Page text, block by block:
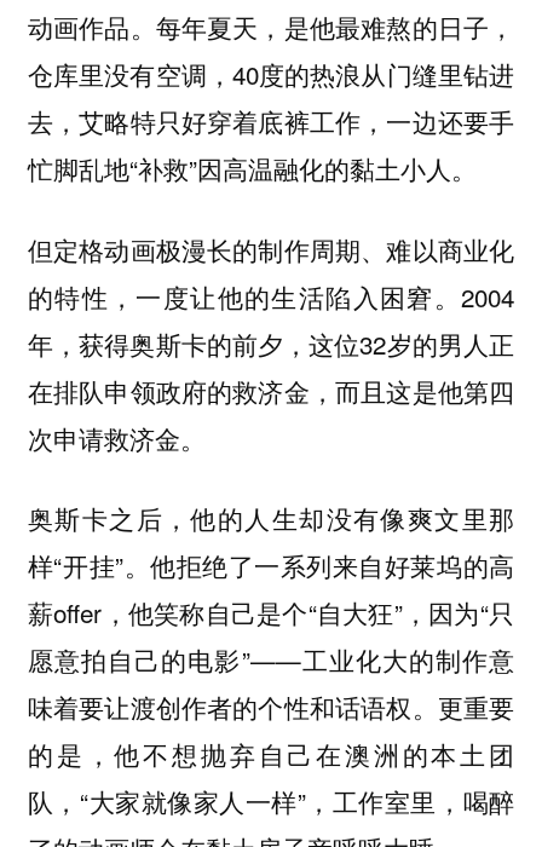
动画作品。每年夏天，是他最难熬的日子，
仓库里没有空调，40度的热浪从门缝里钻进
去，艾略特只好穿着底裤工作，一边还要手
忙脚乱地“补救”因高温融化的黏土小人。
但定格动画极漫长的制作周期、难以商业化
的特性，一度让他的生活陷入困窘。2004
年，获得奥斯卡的前夕，这位32岁的男人正
在排队申领政府的救济金，而且这是他第四
次申请救济金。
奥斯卡之后，他的人生却没有像爽文里那
样“开挂”。他拒绝了一系列来自好莱坞的高
薪offer，他笑称自己是个“自大狂”，因为“只
愿意拍自己的电影”——工业化大的制作意
味着要让渡创作者的个性和话语权。更重要
的是，他不想抛弃自己在澳洲的本土团
队，“大家就像家人一样”，工作室里，喝醉